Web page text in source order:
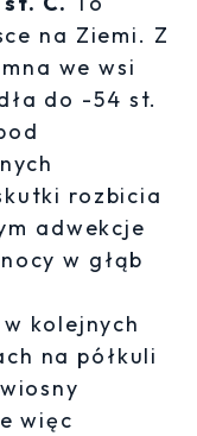
na Ziemi. Z
we wsi
do -54 st.
rozbicia
adwekcje
w głąb
kolejnych
na półkuli
więc